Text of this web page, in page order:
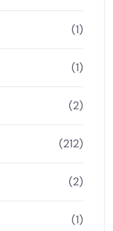
(1)
(1)
(2)
(212)
(2)
(1)